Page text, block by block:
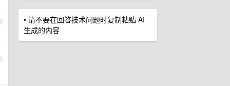
• 请不要在回答技术问题时复制粘贴 AI
生成的内容